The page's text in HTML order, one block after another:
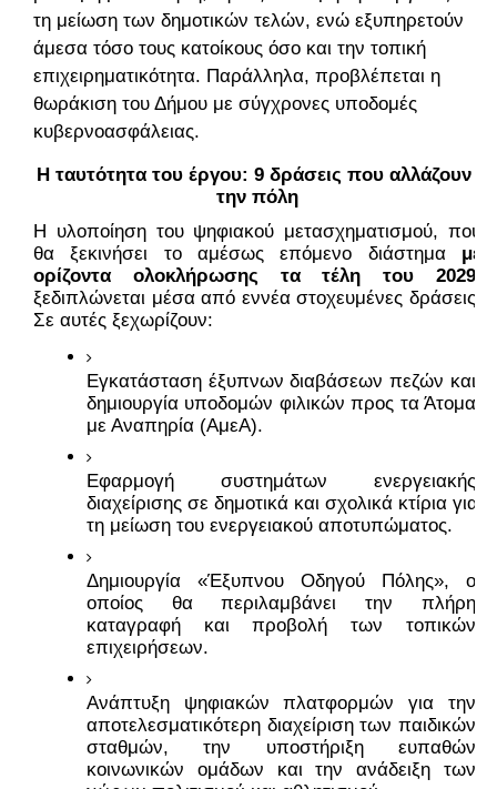
τη μείωση των δημοτικών τελών, ενώ εξυπηρετούν
άμεσα τόσο τους κατοίκους όσο και την τοπική
επιχειρηματικότητα. Παράλληλα, προβλέπεται η
θωράκιση του Δήμου με σύγχρονες υποδομές
κυβερνοασφάλειας.
Η ταυτότητα του έργου: 9 δράσεις που αλλάζουν
την πόλη
Η υλοποίηση του ψηφιακού μετασχηματισμού, που
θα ξεκινήσει το αμέσως επόμενο διάστημα με
ξεδιπλώνεται μέσα από εννέα στοχευμένες δράσεις.
Σε αυτές ξεχωρίζουν:
Εγκατάσταση έξυπνων διαβάσεων πεζών και
δημιουργία υποδομών φιλικών προς τα Άτομα
με Αναπηρία (ΑμεΑ).
Εφαρμογή συστημάτων ενεργειακής
διαχείρισης σε δημοτικά και σχολικά κτίρια για
τη μείωση του ενεργειακού αποτυπώματος.
Δημιουργία «Έξυπνου Οδηγού Πόλης», ο
οποίος θα περιλαμβάνει την πλήρη
καταγραφή και προβολή των τοπικών
επιχειρήσεων.
Ανάπτυξη ψηφιακών πλατφορμών για την
αποτελεσματικότερη διαχείριση των παιδικών
σταθμών, την υποστήριξη ευπαθών
κοινωνικών ομάδων και την ανάδειξη των